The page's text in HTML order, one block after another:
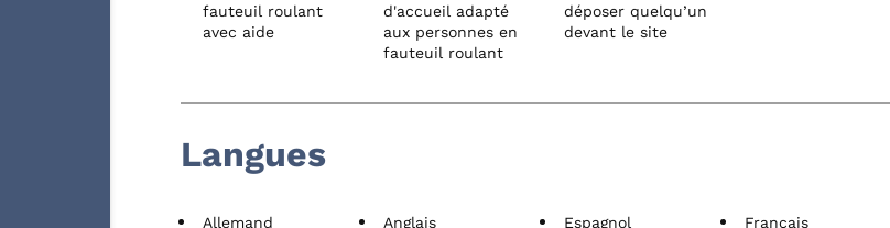
fauteuil roulant
avec aide
d'accueil adapté
aux personnes en
fauteuil roulant
déposer quelqu’un
devant le site
Langues
Allemand Anglais Espagnol Français